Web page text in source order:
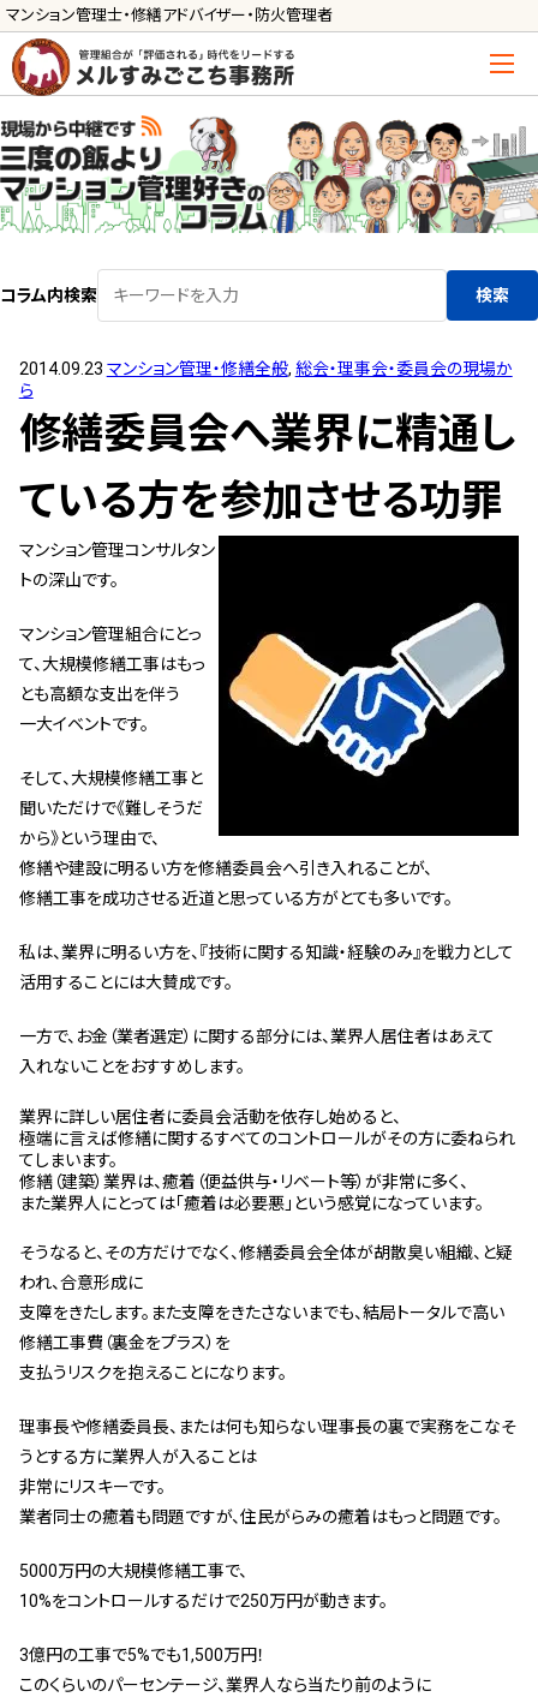
マンション管理士・修繕アドバイザー・防火管理者
コラム内検索 検索
2014.09.23 マンション管理・修繕全般, 総会・理事会・委員会の現場か
ら
修繕委員会へ業界に精通し
ている方を参加させる功罪
マンション管理コンサルタン
トの深山です。
マンション管理組合にとっ
て、大規模修繕工事はもっ
とも高額な支出を伴う
一大イベントです。
そして、大規模修繕工事と
聞いただけで《難しそうだ
から》という理由で、
修繕や建設に明るい方を修繕委員会へ引き入れることが、
修繕工事を成功させる近道と思っている方がとても多いです。
私は、業界に明るい方を、『技術に関する知識・経験のみ』を戦力として
活用することには大賛成です。
一方で、お金（業者選定）に関する部分には、業界人居住者はあえて
入れないことをおすすめします。
業界に詳しい居住者に委員会活動を依存し始めると、
極端に言えば修繕に関するすべてのコントロールがその方に委ねられ
てしまいます。
修繕（建築）業界は、癒着（便益供与・リベート等） が非常に多く、
また業界人にとっては「癒着は必要悪」という感覚になっています。
そうなると、その方だけでなく、修繕委員会全体が胡散臭い組織、と疑
われ、合意形成に
支障をきたします。また支障をきたさないまでも、結局トータルで高い
修繕工事費（裏金をプラス）を
支払うリスクを抱えることになります。
理事長や修繕委員長、または何も知らない理事長の裏で実務をこなそ
うとする方に業界人が入ることは
非常にリスキーです。
業者同士の癒着も問題ですが、住民がらみの癒着はもっと問題です。
5000万円の大規模修繕工事で、
10%をコントロールするだけで250万円が動きます。
3億円の工事で5%でも1,500万円！
このくらいのパーセンテージ、業界人なら当たり前のように
管理士の活用方法
ご利用の流れ »
サービス一覧
管理組合運営
メルの理事会アドバイザー »
新人管理士顧問サービス
管理契約見直しドクター »
建物・設備維持
長期修繕カウンセリングサービス »
無料よろづ相談
会社案内
会社概要
代表挨拶 »
経営理念 »
スタッフ紹介 »
実績・お客様の声
よくあるご質問
コラム